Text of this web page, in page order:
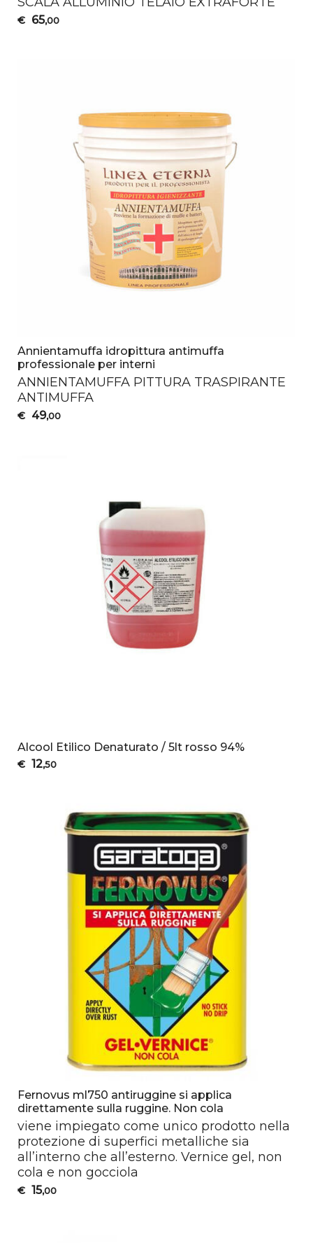
€ 65,00
Annientamuffa idropittura antimuffa
professionale per interni
ANNIENTAMUFFA PITTURA TRASPIRANTE
ANTIMUFFA
€ 49,00
Alcool Etilico Denaturato / 5lt rosso 94%
€ 12,50
Fernovus ml750 antiruggine si applica
direttamente sulla ruggine. Non cola
viene impiegato come unico prodotto nella
protezione di superfici metalliche sia
all’interno che all’esterno. Vernice gel, non
cola e non gocciola
€ 15,00